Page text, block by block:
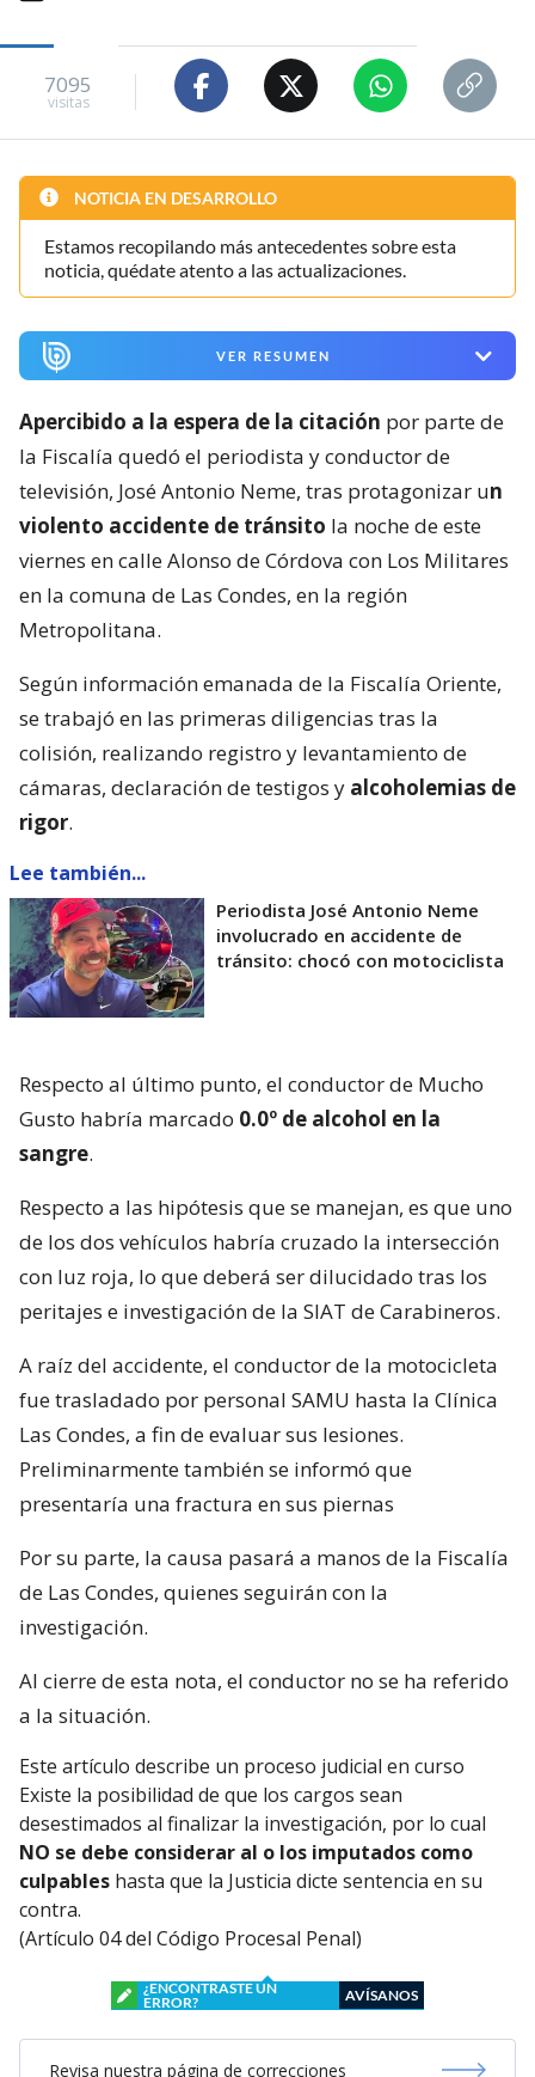
7095
visitas
NOTICIA EN DESARROLLO
Estamos recopilando más antecedentes sobre esta
noticia, quédate atento a las actualizaciones.
VER RESUMEN
Apercibido a la espera de la citación por parte de
la Fiscalía quedó el periodista y conductor de
televisión, José Antonio Neme, tras protagonizar un
violento accidente de tránsito la noche de este
viernes en calle Alonso de Córdova con Los Militares
en la comuna de Las Condes, en la región
Metropolitana.
Según información emanada de la Fiscalía Oriente,
se trabajó en las primeras diligencias tras la
colisión, realizando registro y levantamiento de
cámaras, declaración de testigos y alcoholemias de
rigor.
Lee también...
Periodista José Antonio Neme
involucrado en accidente de
tránsito: chocó con motociclista
Respecto al último punto, el conductor de Mucho
Gusto habría marcado 0.0º de alcohol en la
sangre.
Respecto a las hipótesis que se manejan, es que uno
de los dos vehículos habría cruzado la intersección
con luz roja, lo que deberá ser dilucidado tras los
peritajes e investigación de la SIAT de Carabineros.
A raíz del accidente, el conductor de la motocicleta
fue trasladado por personal SAMU hasta la Clínica
Las Condes, a fin de evaluar sus lesiones.
Preliminarmente también se informó que
presentaría una fractura en sus piernas
Por su parte, la causa pasará a manos de la Fiscalía
de Las Condes, quienes seguirán con la
investigación.
Al cierre de esta nota, el conductor no se ha referido
a la situación.
Este artículo describe un proceso judicial en curso
Existe la posibilidad de que los cargos sean
desestimados al finalizar la investigación, por lo cual
NO se debe considerar al o los imputados como
culpables hasta que la Justicia dicte sentencia en su
contra.
(Artículo 04 del Código Procesal Penal)
¿ENCONTRASTE UN
ERROR?
AVÍSANOS
Revisa nuestra página de correcciones